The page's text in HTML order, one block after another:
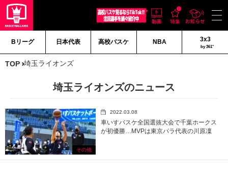
Bリーグ 日本代表 高校バスケ NBA 3x3
by 361°
TOP 埼玉ライオンズ
埼玉ライオンズのニュース
その他
2022.03.08
車いすバスケ全国選抜大会で千葉ホークス
が初優勝…MVPは東京パラ代表の川原凜